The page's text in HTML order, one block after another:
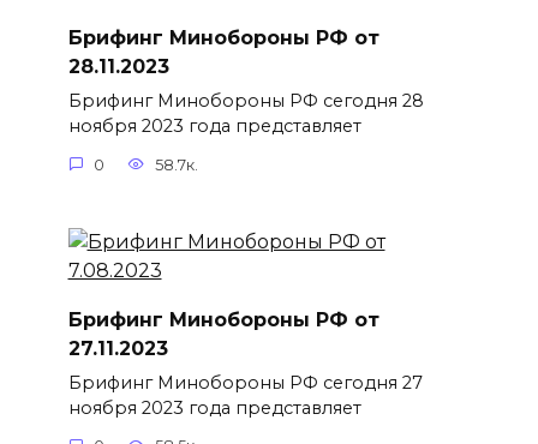
Брифинг Минобороны РФ от
28.11.2023
Брифинг Минобороны РФ сегодня 28
ноября 2023 года представляет
0 58.7к.
Брифинг Минобороны РФ от
27.11.2023
Брифинг Минобороны РФ сегодня 27
ноября 2023 года представляет